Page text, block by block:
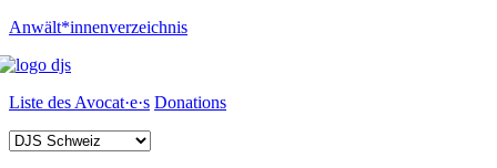
Anwält*innenverzeichnis
Liste des Avocat·e·s Donations